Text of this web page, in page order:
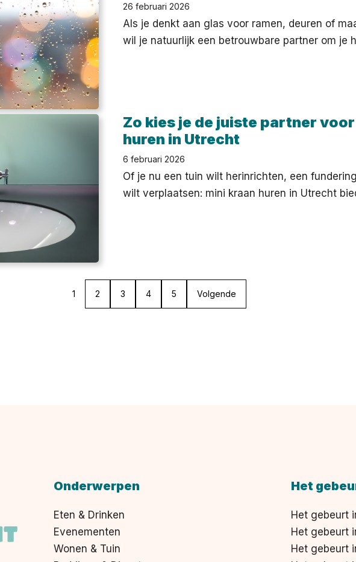
26 februari 2026
Als je denkt aan glas voor ramen, deuren of
wil je natuurlijk een betrouwbare partner om je
Zo kies je de juiste partner
huren in Utrecht
6 februari 2026
Of je nu een tuin wilt herinrichten, een
wilt verplaatsen: mini kraan huren in Utrecht
1 2 3 4 5 Volgende
Onderwerpen
Eten & Drinken
Evenementen
Wonen & Tuin
Het
Het gebeurt
Het gebeurt
Het gebeurt